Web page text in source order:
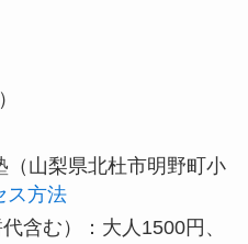
（山梨県北杜市明野町小
ス方法
含む）：大人1500円、